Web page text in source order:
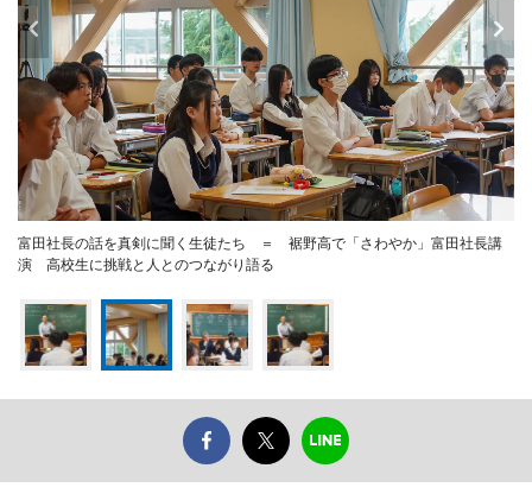
富田社長の話を真剣に聞く生徒たち ＝ 裾野高で「さわやか」富田社長講
演 高校生に挑戦と人とのつながり語る